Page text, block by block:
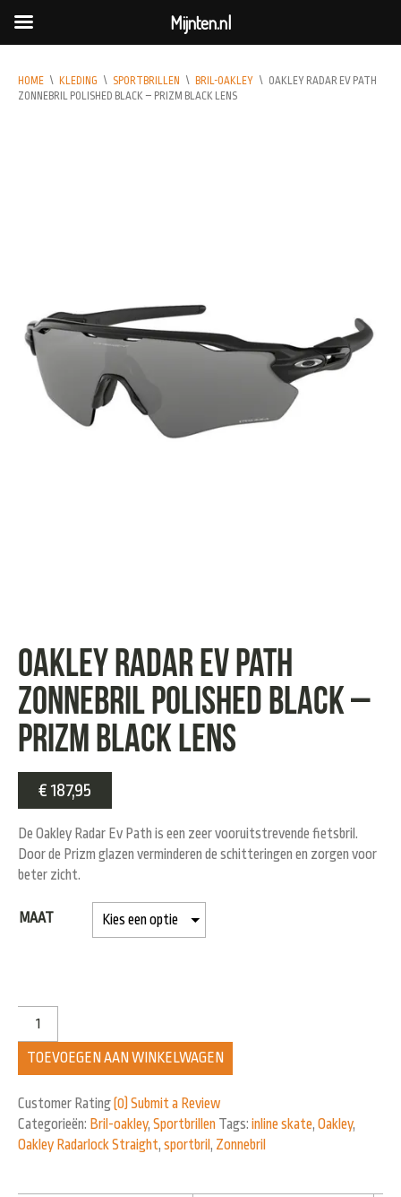
HOME \ KLEDING \ SPORTBRILLEN \ BRIL-OAKLEY \ OAKLEY RADAR EV PATH
ZONNEBRIL POLISHED BLACK – PRIZM BLACK LENS
Oakley Radar EV path
zonnebril polished black –
prizm black lens
€ 187,95
De Oakley Radar Ev Path is een zeer vooruitstrevende fietsbril.
Door de Prizm glazen verminderen de schitteringen en zorgen voor
beter zicht.
MAAT
TOEVOEGEN AAN WINKELWAGEN
Customer Rating(0) Submit a Review
Categorieën: Bril-oakley, Sportbrillen Tags: inline skate, Oakley,
Oakley Radarlock Straight, sportbril, Zonnebril
Mijnten.nl